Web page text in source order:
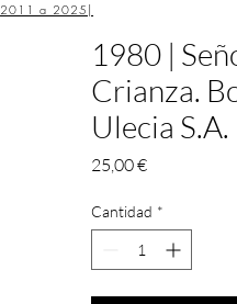
2011 a 2025 |
1980 |
Crianza.
Ulecia S.A.
25,00 €Precio
Cantidad *